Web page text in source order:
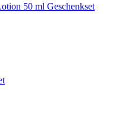
50 ml Geschenkset